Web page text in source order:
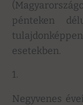
pénteken
esetekben.
1.
Negyvenes